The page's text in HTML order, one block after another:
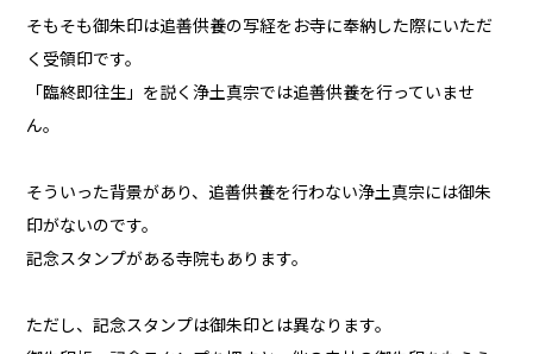
そもそも御朱印は追善供養の写経をお寺に奉納した際にいただ
く受領印です。
「臨終即往生」を説く浄土真宗では追善供養を行っていませ
ん。
そういった背景があり、追善供養を行わない浄土真宗には御朱
印がないのです。
記念スタンプがある寺院もあります。
ただし、記念スタンプは御朱印とは異なります。